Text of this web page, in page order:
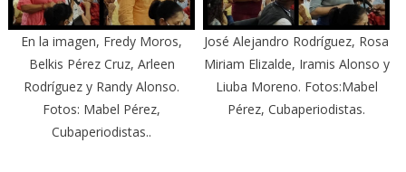
En la imagen, Fredy Moros,
Belkis Pérez Cruz, Arleen
Rodríguez y Randy Alonso.
Fotos: Mabel Pérez,
Cubaperiodistas..
José Alejandro Rodríguez, Rosa
Miriam Elizalde, Iramis Alonso y
Liuba Moreno. Fotos:Mabel
Pérez, Cubaperiodistas.